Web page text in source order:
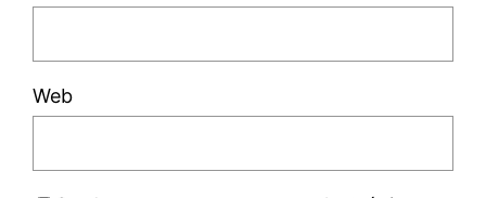
Web